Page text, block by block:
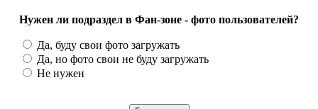
Нужен ли подраздел в Фан-зоне - фото пользователей?
Да, буду свои фото загружать
Да, но фото свои не буду загружать
Не нужен